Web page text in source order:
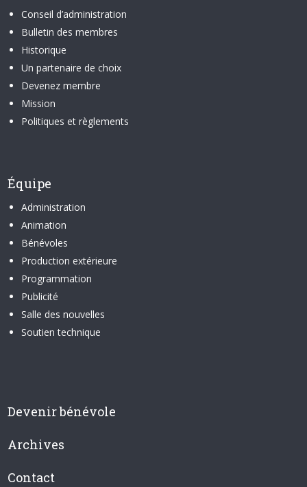
Conseil d’administration
Bulletin des membres
Historique
Un partenaire de choix
Devenez membre
Mission
Politiques et règlements
Équipe
Administration
Animation
Bénévoles
Production extérieure
Programmation
Publicité
Salle des nouvelles
Soutien technique
Devenir bénévole
Archives
Contact